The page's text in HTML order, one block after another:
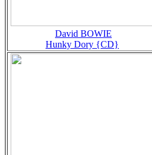
David BOWIE
Hunky Dory {CD}